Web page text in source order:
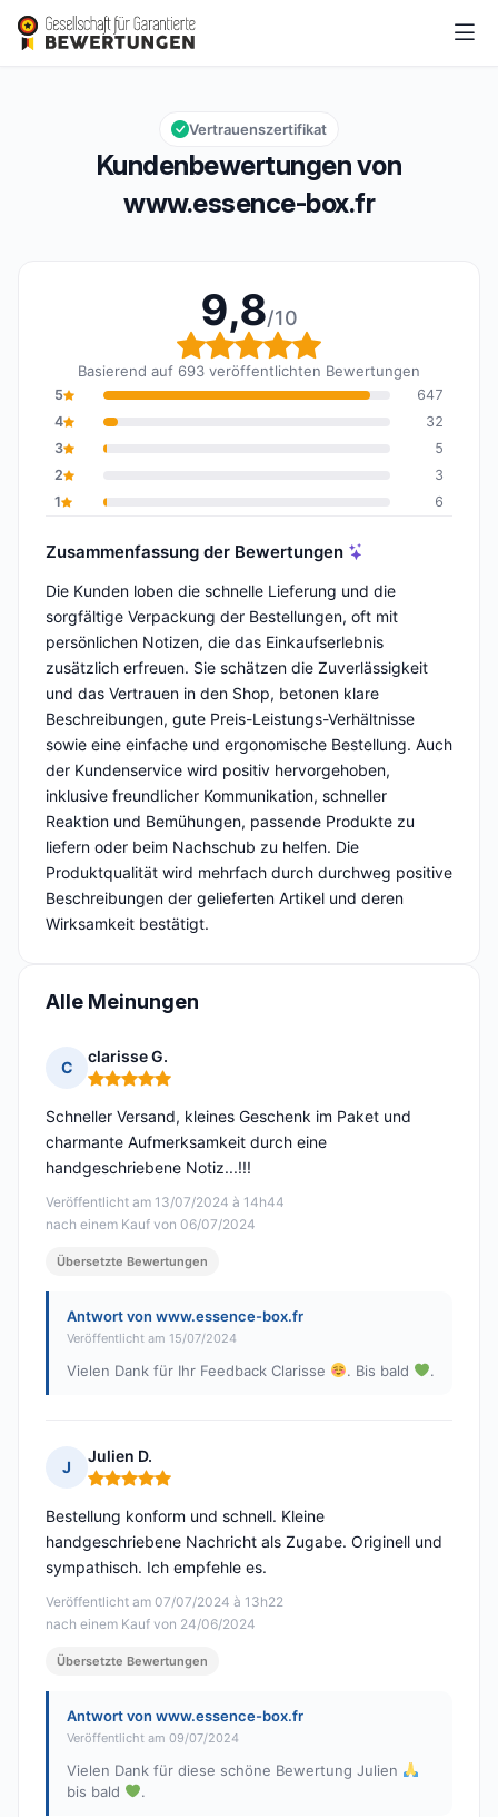
www.essence-box.fr
Gesamtbewertung: 9,8 von 10
9,8/10
Kundenbewertungen von
www.essence-box.fr
Vertrauenszertifikat
9,8/10
Gesamtbewertung: 9,8
Basierend auf 693 veröffentlichten Bewertungen
5
647
4
32
3
5
2
3
1
6
Zusammenfassung der Bewertungen
Die Kunden loben die schnelle Lieferung und die
sorgfältige Verpackung der Bestellungen, oft mit
persönlichen Notizen, die das Einkaufserlebnis
zusätzlich erfreuen. Sie schätzen die Zuverlässigkeit
und das Vertrauen in den Shop, betonen klare
Beschreibungen, gute Preis-Leistungs-Verhältnisse
sowie eine einfache und ergonomische Bestellung. Auch
der Kundenservice wird positiv hervorgehoben,
inklusive freundlicher Kommunikation, schneller
Reaktion und Bemühungen, passende Produkte zu
liefern oder beim Nachschub zu helfen. Die
Produktqualität wird mehrfach durch durchweg positive
Beschreibungen der gelieferten Artikel und deren
Wirksamkeit bestätigt.
Alle Meinungen
C
clarisse G.
Hinweis: 5 von 5
Veröffentlicht am 13/07/2024 à 14h44
nach einem Kauf von 06/07/2024
Schneller Versand, kleines Geschenk im Paket und
charmante Aufmerksamkeit durch eine
handgeschriebene Notiz...!!!
Übersetzte Bewertungen
Antwort von www.essence-box.fr
Veröffentlicht am 15/07/2024
Vielen Dank für Ihr Feedback Clarisse . Bis bald .
J
Julien D.
Hinweis: 5 von 5
Veröffentlicht am 07/07/2024 à 13h22
nach einem Kauf von 24/06/2024
Bestellung konform und schnell. Kleine
handgeschriebene Nachricht als Zugabe. Originell und
sympathisch. Ich empfehle es.
Übersetzte Bewertungen
Antwort von www.essence-box.fr
Veröffentlicht am 09/07/2024
Vielen Dank für diese schöne Bewertung Julien
bis bald
.